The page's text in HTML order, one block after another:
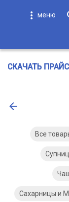
more_vert
СКАЧАТЬ ПРАЙС
arrow_back
Все
Сахарницы и